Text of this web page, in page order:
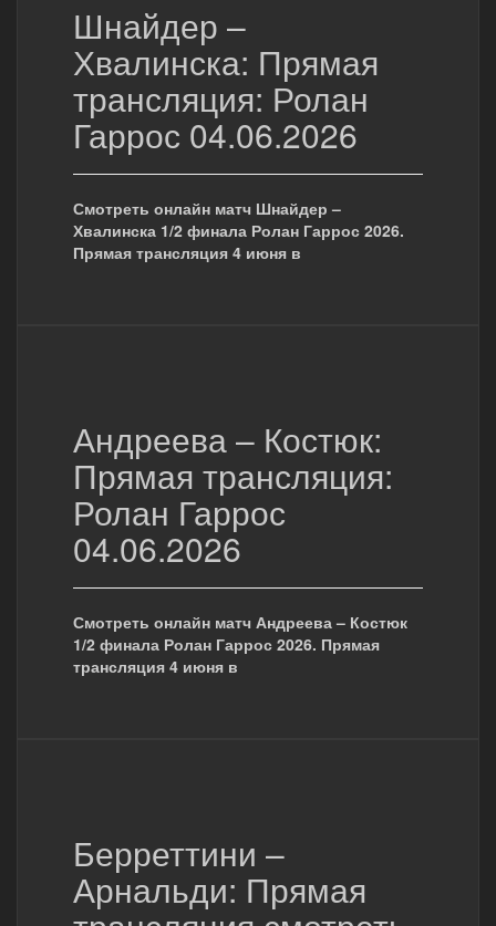
Шнайдер –
Хвалинска: Прямая
трансляция: Ролан
Гаррос 04.06.2026
Смотреть онлайн матч Шнайдер –
Хвалинска 1/2 финала Ролан Гаррос 2026.
Прямая трансляция 4 июня в
Андреева – Костюк:
Прямая трансляция:
Ролан Гаррос
04.06.2026
Смотреть онлайн матч Андреева – Костюк
1/2 финала Ролан Гаррос 2026. Прямая
трансляция 4 июня в
Берреттини –
Арнальди: Прямая